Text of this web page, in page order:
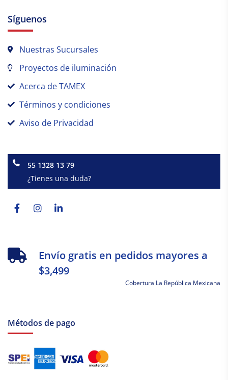
Síguenos
Nuestras Sucursales
Proyectos de iluminación
Acerca de TAMEX
Términos y condiciones
Aviso de Privacidad
55 1328 13 79
¿Tienes una duda?
f
Envío gratis en pedidos mayores a
$3,499
Cobertura La República Mexicana
Métodos de pago